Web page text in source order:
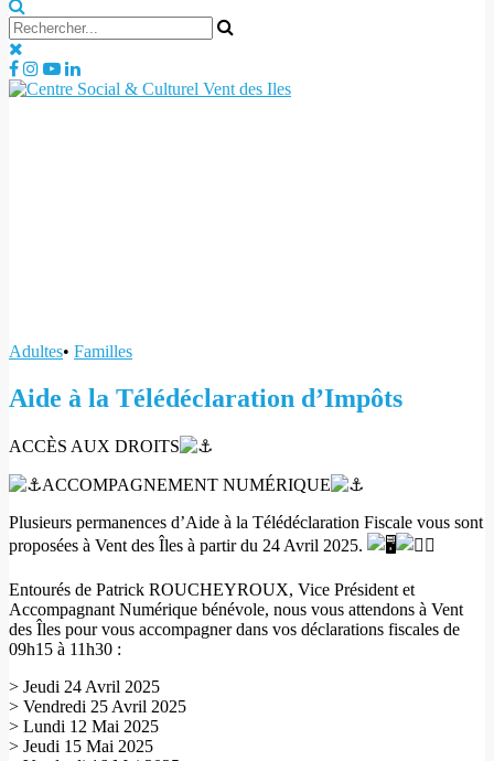
Adultes• Familles
Aide à la Télédéclaration d’Impôts
ACCÈS AUX DROITS
ACCOMPAGNEMENT NUMÉRIQUE
Plusieurs permanences d’Aide à la Télédéclaration Fiscale vous sont
proposées à Vent des Îles à partir du 24 Avril 2025.
Entourés de Patrick ROUCHEYROUX, Vice Président et
Accompagnant Numérique bénévole, nous vous attendons à Vent
des Îles pour vous accompagner dans vos déclarations fiscales de
09h15 à 11h30 :
> Jeudi 24 Avril 2025
> Vendredi 25 Avril 2025
> Lundi 12 Mai 2025
> Jeudi 15 Mai 2025